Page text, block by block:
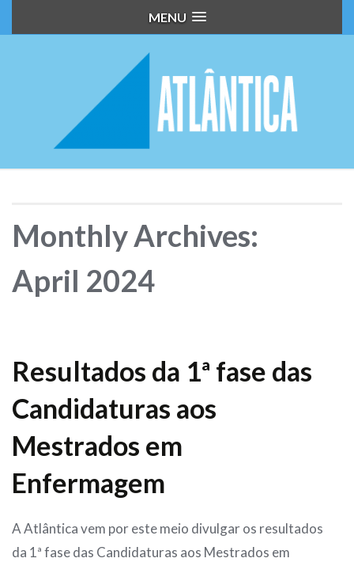
MENU
Monthly Archives:
April 2024
Resultados da 1ª fase das
Candidaturas aos
Mestrados em
Enfermagem
A Atlântica vem por este meio divulgar os resultados
da 1ª fase das Candidaturas aos Mestrados em